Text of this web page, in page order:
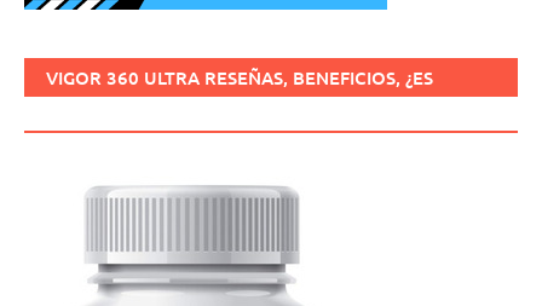
VIGOR 360 ULTRA RESEÑAS, BENEFICIOS, ¿ES